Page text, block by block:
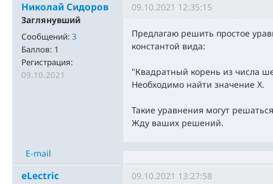
Николай Сидоров
Заглянувший
Сообщений: 3
Баллов: 1
Регистрация:
09.10.2021
09.10.2021 12:35:15
Предлагаю решить простое
константой вида:
"Квадратный корень из числа
Необходимо найти значение Х.
Такие уравнения могут
Жду ваших решений.
E-mail
eLectric 09.10.2021 13:27:58